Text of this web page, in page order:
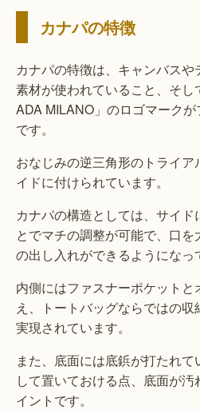
カナパの特徴
カナパの特徴は、キャンバス
素材が使われていること、そ
ADA MILANO」のロゴマーク
です。
おなじみの逆三角形のトライ
イドに付けられています。
カナパの構造としては、サイド
とでマチの調整が可能で、口
の出し入れができるようになっ
内側にはファスナーポケット
え、トートバッグならではの
実現されています。
また、底面には底鋲が打たれ
して置いておける点、底面が
イントです。